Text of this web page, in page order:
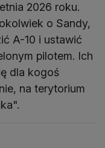
2026 roku.
o Sandy,
A-10 i ustawić
pilotem. Ich
dla kogoś
na terytorium